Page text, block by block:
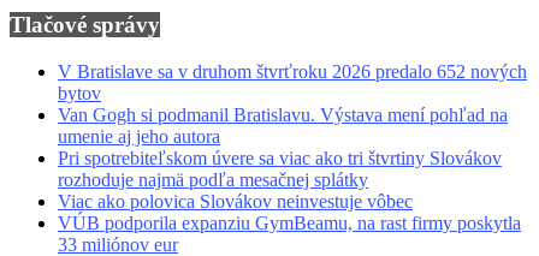
Tlačové správy
V Bratislave sa v druhom štvrťroku 2026 predalo 652 nových
bytov
Van Gogh si podmanil Bratislavu. Výstava mení pohľad na
umenie aj jeho autora
Pri spotrebiteľskom úvere sa viac ako tri štvrtiny Slovákov
rozhoduje najmä podľa mesačnej splátky
Viac ako polovica Slovákov neinvestuje vôbec
VÚB podporila expanziu GymBeamu, na rast firmy poskytla
33 miliónov eur